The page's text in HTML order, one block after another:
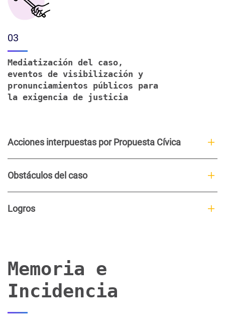
03
Mediatización del caso,
eventos de visibilización y
pronunciamientos públicos para
la exigencia de justicia
Acciones interpuestas por Propuesta Cívica
Obstáculos del caso
Logros
Memoria e
Incidencia